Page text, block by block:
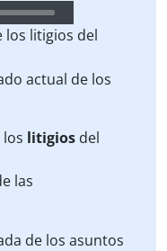
los litigios del
actual de los
litigios del
las
de los asuntos